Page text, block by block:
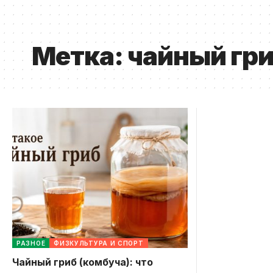
Метка:чайный
РАЗНОЕ ФИЗКУЛЬТУРА И СПОРТ
Чайный гриб (комбуча): что